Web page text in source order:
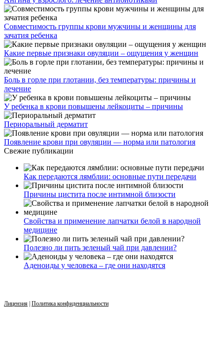
Совместимость группы крови мужчины и женщины для
зачатия ребенка
Какие первые признаки овуляции – ощущения у женщин
Боль в горле при глотании, без температуры: причины и
лечение
У ребенка в крови повышены лейкоциты – причины
Периоральный дерматит
Появление крови при овуляции — норма или патология
Свежие публикации
Как передаются лямблии: основные пути передачи
Причины цистита после интимной близости
Свойства и применение лапчатки белой в народной
медицине
Полезно ли пить зеленый чай при давлении?
Аденоиды у человека – где они находятся
Лицензия Политика конфиденциальности